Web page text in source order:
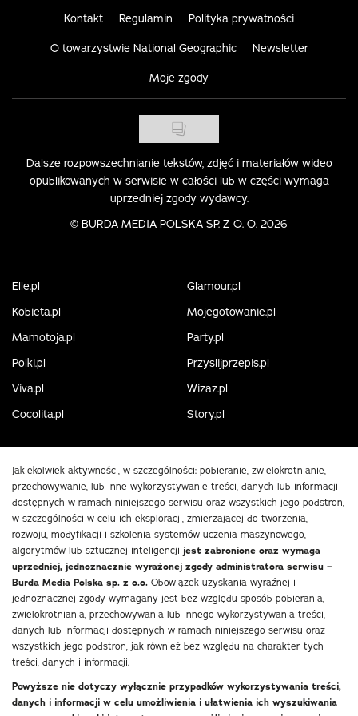
Kontakt Regulamin Polityka prywatności
O towarzystwie National Geographic Newsletter
Moje zgody
Dalsze rozpowszechnianie tekstów, zdjęć i materiałów wideo
opublikowanych w serwisie w całości lub w części wymaga
uprzedniej zgody wydawcy.
© BURDA MEDIA POLSKA SP. Z O. O. 2026
Elle.pl
Glamour.pl
Kobieta.pl
Mojegotowanie.pl
Mamotoja.pl
Party.pl
Polki.pl
Przyslijprzepis.pl
Viva.pl
Wizaz.pl
Cocolita.pl
Story.pl
Jakiekolwiek aktywności, w szczególności: pobieranie, zwielokrotnianie,
przechowywanie, lub inne wykorzystywanie treści, danych lub informacji
dostępnych w ramach niniejszego serwisu oraz wszystkich jego podstron,
w szczególności w celu ich eksploracji, zmierzającej do tworzenia,
rozwoju, modyfikacji i szkolenia systemów uczenia maszynowego,
algorytmów lub sztucznej inteligencji jest zabronione oraz wymaga
uprzedniej, jednoznacznie wyrażonej zgody administratora serwisu –
Burda Media Polska sp. z o.o. Obowiązek uzyskania wyraźnej i
jednoznacznej zgody wymagany jest bez względu sposób pobierania,
zwielokrotniania, przechowywania lub innego wykorzystywania treści,
danych lub informacji dostępnych w ramach niniejszego serwisu oraz
wszystkich jego podstron, jak również bez względu na charakter tych
treści, danych i informacji.
Powyższe nie dotyczy wyłącznie przypadków wykorzystywania treści,
danych i informacji w celu umożliwienia i ułatwienia ich wyszukiwania